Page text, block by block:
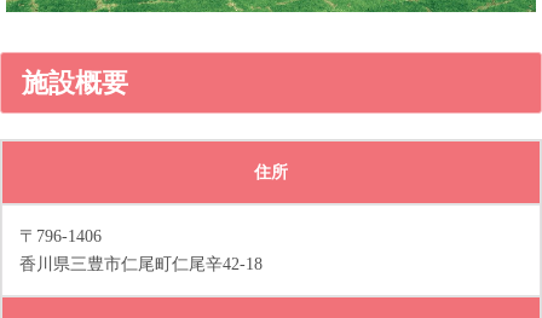
施設概要
住所
〒796-1406
香川県三豊市仁尾町仁尾辛42-18